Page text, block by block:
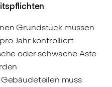
:
Grundstück müssen
Jahr kontrolliert
oder schwache Äste
muss